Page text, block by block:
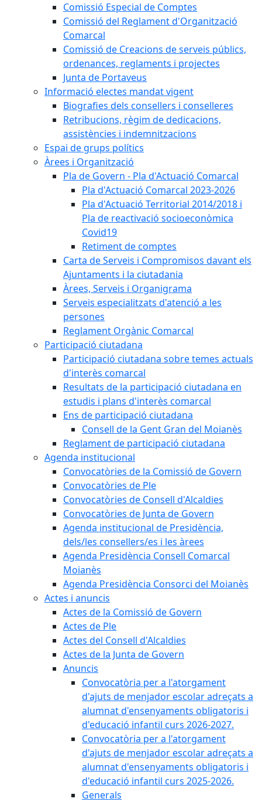
Comissió Especial de Comptes
Comissió del Reglament d'Organització
Comarcal
Comissió de Creacions de serveis públics,
ordenances, reglaments i projectes
Junta de Portaveus
Informació electes mandat vigent
Biografies dels consellers i conselleres
Retribucions, règim de dedicacions,
assistències i indemnitzacions
Espai de grups polítics
Àrees i Organització
Pla de Govern - Pla d'Actuació Comarcal
Pla d'Actuació Comarcal 2023-2026
Pla d'Actuació Territorial 2014/2018 i
Pla de reactivació socioeconòmica
Covid19
Retiment de comptes
Carta de Serveis i Compromisos davant els
Ajuntaments i la ciutadania
Àrees, Serveis i Organigrama
Serveis especialitzats d'atenció a les
persones
Reglament Orgànic Comarcal
Participació ciutadana
Participació ciutadana sobre temes actuals
d'interès comarcal
Resultats de la participació ciutadana en
estudis i plans d'interès comarcal
Ens de participació ciutadana
Consell de la Gent Gran del Moianès
Reglament de participació ciutadana
Agenda institucional
Convocatòries de la Comissió de Govern
Convocatòries de Ple
Convocatòries de Consell d'Alcaldies
Convocatòries de Junta de Govern
Agenda institucional de Presidència,
dels/les consellers/es i les àrees
Agenda Presidència Consell Comarcal
Moianès
Agenda Presidència Consorci del Moianès
Actes i anuncis
Actes de la Comissió de Govern
Actes de Ple
Actes del Consell d'Alcaldies
Actes de la Junta de Govern
Anuncis
Convocatòria per a l'atorgament
d'ajuts de menjador escolar adreçats a
alumnat d'ensenyaments obligatoris i
d'educació infantil curs 2026-2027.
Convocatòria per a l'atorgament
d'ajuts de menjador escolar adreçats a
alumnat d'ensenyaments obligatoris i
d'educació infantil curs 2025-2026.
Generals